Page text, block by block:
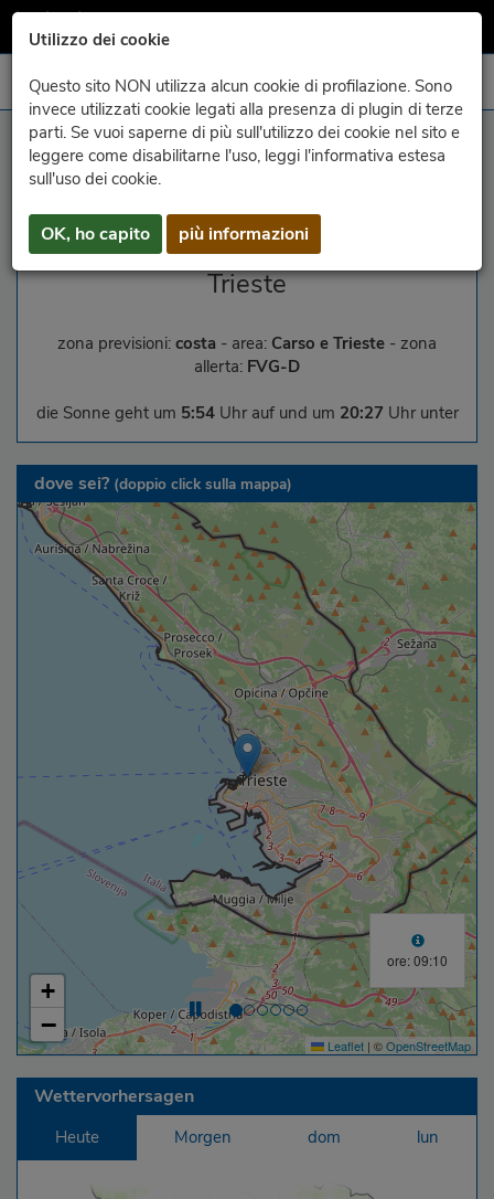
Utilizzo dei cookie
Questo sito NON utilizza alcun cookie di profilazione. Sono
invece utilizzati cookie legati alla presenza di plugin di terze
parti. Se vuoi saperne di più sull'utilizzo dei cookie nel sito e
leggere come disabilitarne l'uso, leggi l'informativa estesa
sull'uso dei cookie.
OK, ho capito più informazioni
località
Trieste
zona previsioni: costa - area: Carso e Trieste - zona
allerta: FVG-D
die Sonne geht um 5:54Uhr auf und um 20:27 Uhr unter
dove sei? (doppio click sulla mappa)
ore: 09:30
+
−
Leaflet | ©OpenStreetMap
Wettervorhersagen
Heute Morgen dom lun